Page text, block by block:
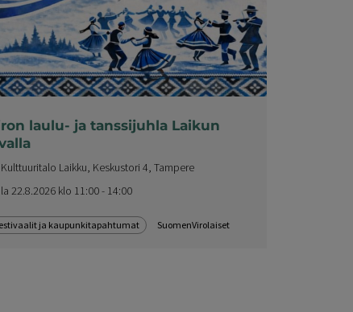
laulu- ja tanssijuhla Laikun
Kulttuuritalo Laikku, Keskustori 4, Tampere
la 22.8.2026 klo 11:00 - 14:00
ja kaupunkitapahtumat SuomenVirolaiset